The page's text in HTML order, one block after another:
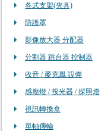
各式支架(夾具)
防護罩
影像放大器 分配器
分割器 跳台器 控制器
收音 / 麥克風 設備
感應燈 / 投光器 / 探照燈
視訊轉換盒
單軸傳輸